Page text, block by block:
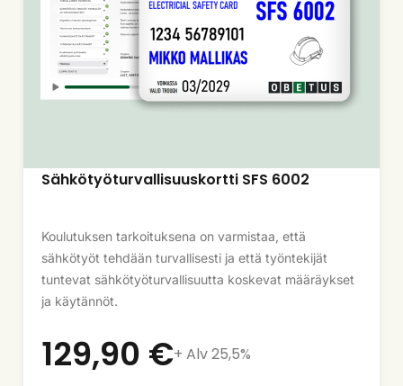
Sähkötyöturvallisuuskortti SFS 6002
Koulutuksen tarkoituksena on varmistaa, että
sähkötyöt tehdään turvallisesti ja että työntekijät
tuntevat sähkötyöturvallisuutta koskevat määräykset
ja käytännöt.
129,90 €+ Alv 25,5%